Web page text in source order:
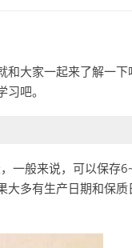
和大家一起来了解一下
吧。
一般来说，可以保存
多有生产日期和保质